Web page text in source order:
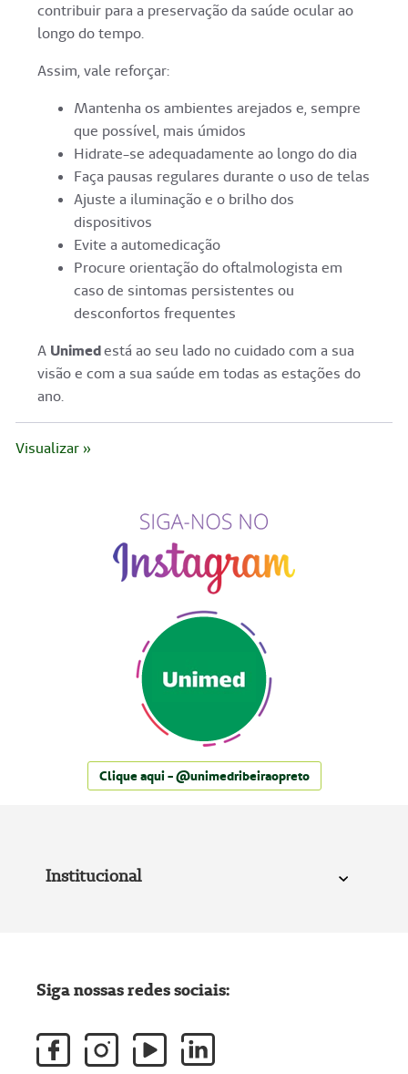
contribuir para a preservação da saúde ocular ao
longo do tempo.
Assim, vale reforçar:
Mantenha os ambientes arejados e, sempre
que possível, mais úmidos
Hidrate-se adequadamente ao longo do dia
Faça pausas regulares durante o uso de telas
Ajuste a iluminação e o brilho dos
dispositivos
Evite a automedicação
Procure orientação do oftalmologista em
caso de sintomas persistentes ou
desconfortos frequentes
A Unimedestá ao seu lado no cuidado com a sua
visão e com a sua saúde em todas as estações do
ano.
Visualizar »
Clique aqui - @unimedribeiraopreto
Institucional
Siga nossas redes sociais: